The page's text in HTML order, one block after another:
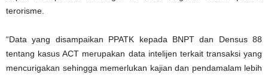
terorisme.
“Data yang disampaikan PPATK kepada BNPT dan Densus 88
tentang kasus ACT merupakan data intelijen terkait transaksi yang
mencurigakan sehingga memerlukan kajian dan pendamalam lebih